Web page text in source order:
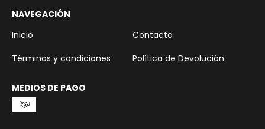
NAVEGACIÓN
Inicio
Contacto
Términos y condiciones
Política de Devolución
MEDIOS DE PAGO